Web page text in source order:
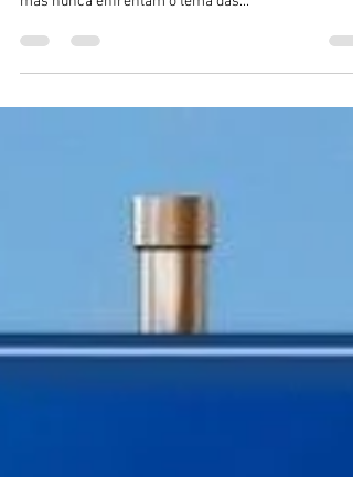
Explicam sobre tudo e mais um pouco da nossa
mas nunca enfrentam o tema das...